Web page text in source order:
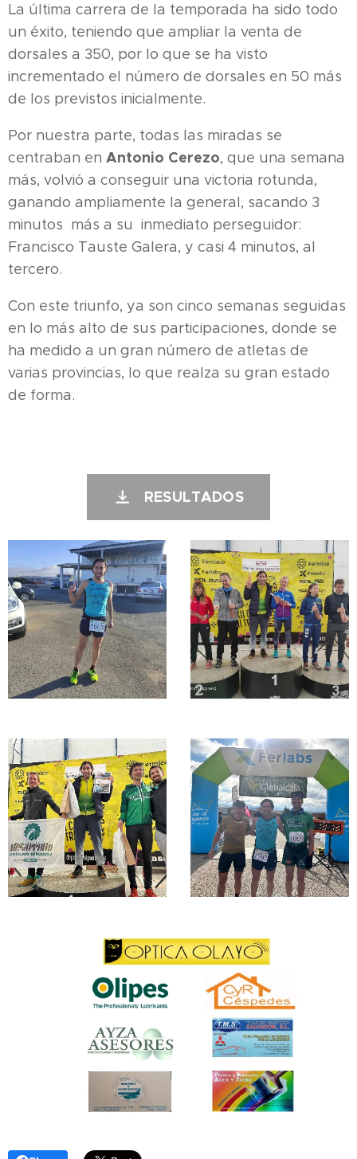
La última carrera de la temporada ha sido todo
un éxito, teniendo que ampliar la venta de
dorsales a 350, por lo que se ha visto
incrementado el número de dorsales en 50 más
de los previstos inicialmente.
Por nuestra parte, todas las miradas se
centraban en Antonio Cerezo, que una semana
más, volvió a conseguir una victoria rotunda,
ganando ampliamente la general, sacando 3
minutos más a su inmediato perseguidor:
Francisco Tauste Galera, y casi 4 minutos, al
tercero.
Con este triunfo, ya son cinco semanas seguidas
en lo más alto de sus participaciones, donde se
ha medido a un gran número de atletas de
varias provincias, lo que realza su gran estado
de forma.
RESULTADOS